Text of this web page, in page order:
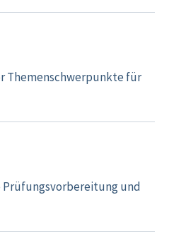
Themenschwerpunkte für
und